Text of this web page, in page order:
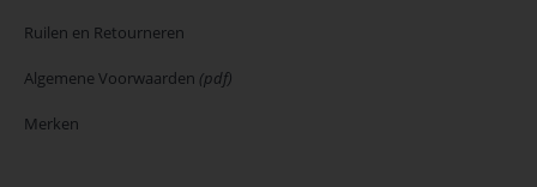
Ruilen en Retourneren
Algemene Voorwaarden (pdf)
Merken